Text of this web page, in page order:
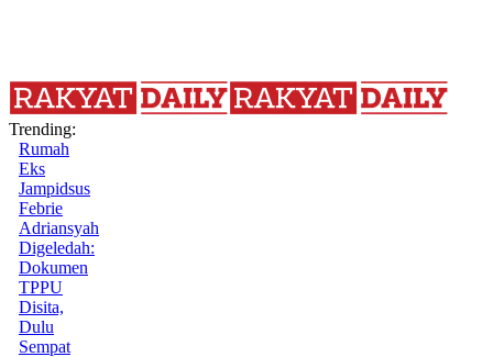
Trending:
Rumah
Eks
Jampidsus
Febrie
Adriansyah
Digeledah:
Dokumen
TPPU
Disita,
Dulu
Sempat